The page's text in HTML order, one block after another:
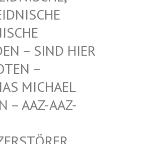
H
D
– SIND HIER V
– T
MICHAEL G
AAZ-AAZ-A